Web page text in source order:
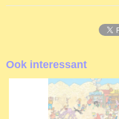
Ook interessant